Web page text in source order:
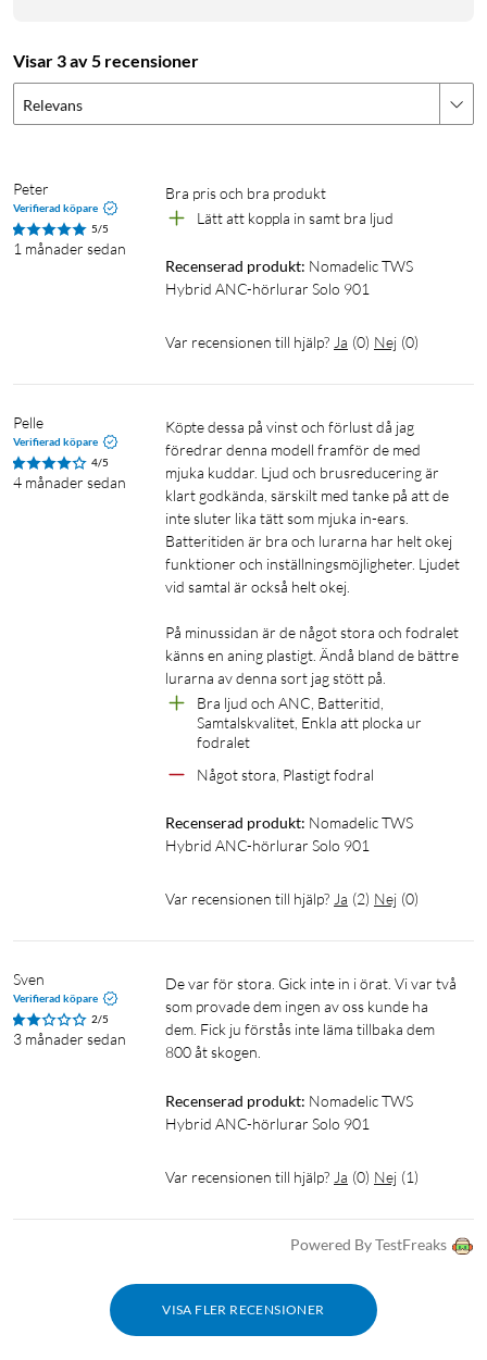
Öppna bara fodralet så kopplar hörlurarna upp sig
automatiskt. Touchstyrning på varje sida gör att du enkelt
byter låt, justerar volymen eller svarar i telefon. Fördröjningen
att justera EQ och skapa din egen ljudprofil.
Specifikationer
Vikt: 4 g per hörlur / 38 g totalt
Drifttemperatur: –20 °C till 55 °C
Förvaringstemperatur: –20 °C till 80 °C
Bluetooth-version: 5.3 (10 m räckvidd)
Bluetooth-frekvens: 2402–2480 MHz
Bluetooth-sändningseffekt: upp till 20 mW
Ljudcodec: AAC, SBC
Låg latens: ned till 80 ms
Känslighet: 102 ±3 dB @ 1 kHz
Brusreducering: hybrid-ANC, upp till 20 dB
Samtal: 6 mikrofoner med ENC och HD Voice
Batteritid och laddning
Batterikapacitet, hörlurar: 27 mAh
Batteritid, ANC på: upp till 4 h + 16 h med fodral
Batteritid, ANC av: upp till 5,5 h + 22 h med fodral
Strömförsörjning: USB-C-laddare (säljs separat)
Stöd för trådlös laddning: nej
Laddtid (från tomt): ca 2 h (hörlurar och fodral)
App för mobil enhet: Nomadelic-app för och Android
I förpackningen
Visar 3 av 5 recensioner
Relevans
Peter
Verifierad köpare
5/5
1 månader sedan
Bra pris och bra produkt
Lätt att koppla in samt bra ljud
Recenserad produkt: Nomadelic TWS
Hybrid ANC-hörlurar Solo 901
Var recensionen till hjälp? Ja (0) Nej (0)
Pelle
Verifierad köpare
4/5
4 månader sedan
Köpte dessa på vinst och förlust då jag
föredrar denna modell framför de med
mjuka kuddar. Ljud och brusreducering är
klart godkända, särskilt med tanke på att de
inte sluter lika tätt som mjuka in-ears.
Batteritiden är bra och lurarna har helt okej
funktioner och inställningsmöjligheter. Ljudet
vid samtal är också helt okej.
På minussidan är de något stora och fodralet
känns en aning plastigt. Ändå bland de bättre
lurarna av denna sort jag stött på.
Bra ljud och ANC, Batteritid,
Samtalskvalitet, Enkla att plocka ur
fodralet
Något stora, Plastigt fodral
Recenserad produkt: Nomadelic TWS
Hybrid ANC-hörlurar Solo 901
Var recensionen till hjälp? Ja (2) Nej (0)
Sven
Verifierad köpare
2/5
3 månader sedan
De var för stora. Gick inte in i örat. Vi var två
som provade dem ingen av oss kunde ha
dem. Fick ju förstås inte läma tillbaka dem
800 åt skogen.
Recenserad produkt: Nomadelic TWS
Hybrid ANC-hörlurar Solo 901
Var recensionen till hjälp? Ja (0) Nej (1)
Powered By TestFreaks
VISA FLER RECENSIONER